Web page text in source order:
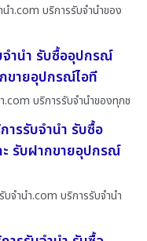
า.com บริการรับจำนำของ
ำนำ รับซื้ออุปกรณ์
ขายอุปกรณ์ไอที
.com บริการรับจำนำของทุกช
ารรับจำนำ รับซื้อ
รับฝากขายอุปกรณ์
จํานํา.com บริการรับจำนำ